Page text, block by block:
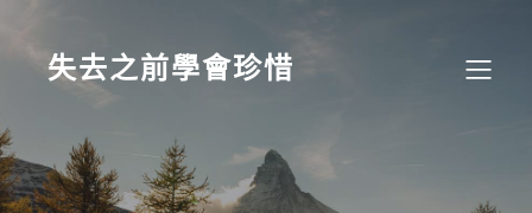
content
失去之前學會珍惜